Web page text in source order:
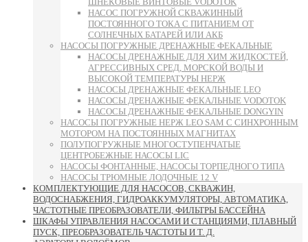
НАСОС ПОГРУЖНОЙ СКВАЖИННЫЙ
ПОСТОЯННОГО ТОКА С ПИТАНИЕМ ОТ
СОЛНЕЧНЫХ БАТАРЕЙ ИЛИ АКБ
НАСОСЫ ПОГРУЖНЫЕ ДРЕНАЖНЫЕ ФЕКАЛЬНЫЕ
НАСОСЫ ДРЕНАЖНЫЕ ДЛЯ ХИМ ЖИДКОСТЕЙ,
АГРЕССИВНЫХ СРЕД, МОРСКОЙ ВОДЫ И
ВЫСОКОЙ ТЕМПЕРАТУРЫ НЕРЖ
НАСОСЫ ДРЕНАЖНЫЕ ФЕКАЛЬНЫЕ LEO
НАСОСЫ ДРЕНАЖНЫЕ ФЕКАЛЬНЫЕ VODOTOK
НАСОСЫ ДРЕНАЖНЫЕ ФЕКАЛЬНЫЕ DONGYIN
НАСОСЫ ПОГРУЖНЫЕ НЕРЖ LEO SAM С СИНХРОННЫМ
МОТОРОМ НА ПОСТОЯННЫХ МАГНИТАХ
ПОЛУПОГРУЖНЫЕ МНОГОСТУПЕНЧАТЫЕ
ЦЕНТРОБЕЖНЫЕ НАСОСЫ LIC
НАСОСЫ ФОНТАННЫЕ, НАСОСЫ ТОРПЕДНОГО ТИПА
НАСОСЫ ТРЮМНЫЕ ЛОДОЧНЫЕ 12 V
КОМПЛЕКТУЮЩИЕ ДЛЯ НАСОСОВ, СКВАЖИН,
ВОДОСНАБЖЕНИЯ, ГИДРОАККУМУЛЯТОРЫ, АВТОМАТИКА,
ЧАСТОТНЫЕ ПРЕОБРАЗОВАТЕЛИ, ФИЛЬТРЫ БАССЕЙНА
ШКАФЫ УПРАВЛЕНИЯ НАСОСАМИ И СТАНЦИЯМИ, ПЛАВНЫЙ
ПУСК, ПРЕОБРАЗОВАТЕЛЬ ЧАСТОТЫ И Т. Д.